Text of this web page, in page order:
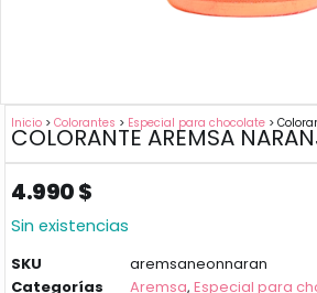
Inicio >Colorantes > Especial para chocolate >
COLORANTE AREMSA
4.990$
Sin existencias
SKU
aremsaneonnaran
Categorías
Aremsa,Especial para